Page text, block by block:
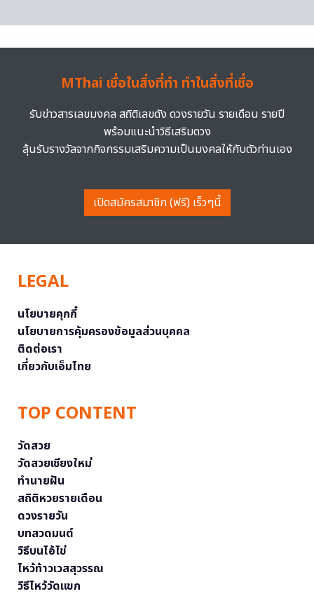
MThai เชื่อในสิ่งที่ทำ ทำในสิ่งที่เชื่อ
รับข่าวสารเลขมงคล สถิติเลขดัง ดวงรายวัน รายเดือน รายปี
พร้อมแนะนำวิธีเสริมดวง
ลุ้นรับรางวัลจากกิจกรรมเสริมความเป็นมงคลให้กับตัวท่านเอง
เปิดสมัครสมาชิก (ฟรี) เร็วๆนี้
LEGAL
นโยบายคุกกี้
นโยบายการคุ้มครองข้อมูลส่วนบุคคล
ติดต่อเรา
เกี่ยวกับเอ็มไทย
TOP CONTENT
วัดสวย
วัดสวยเชียงใหม่
ทำนายฝัน
สถิติหวยรายเดือน
ดวงรายวัน
บทสวดมนต์
วิธีบนไอ้ไข่
ไหว้ท้าวเวสสุวรรณ
วิธีไหว้วัดแขก